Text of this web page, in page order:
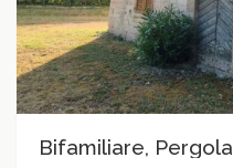
Bifamiliare, Pergola